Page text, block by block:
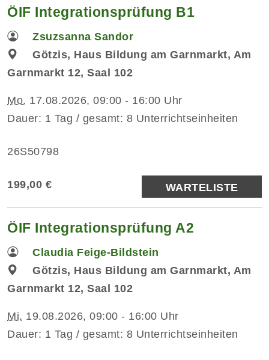
ÖIF Integrationsprüfung B1
Zsuzsanna Sandor
Götzis, Haus Bildung am Garnmarkt, Am
Garnmarkt 12, Saal 102
Mo. 17.08.2026, 09:00 - 16:00 Uhr
Dauer: 1 Tag / gesamt: 8 Unterrichtseinheiten
26S50798
199,00 € WARTELISTE
ÖIF Integrationsprüfung A2
Claudia Feige-Bildstein
Götzis, Haus Bildung am Garnmarkt, Am
Garnmarkt 12, Saal 102
Mi. 19.08.2026, 09:00 - 16:00 Uhr
Dauer: 1 Tag / gesamt: 8 Unterrichtseinheiten